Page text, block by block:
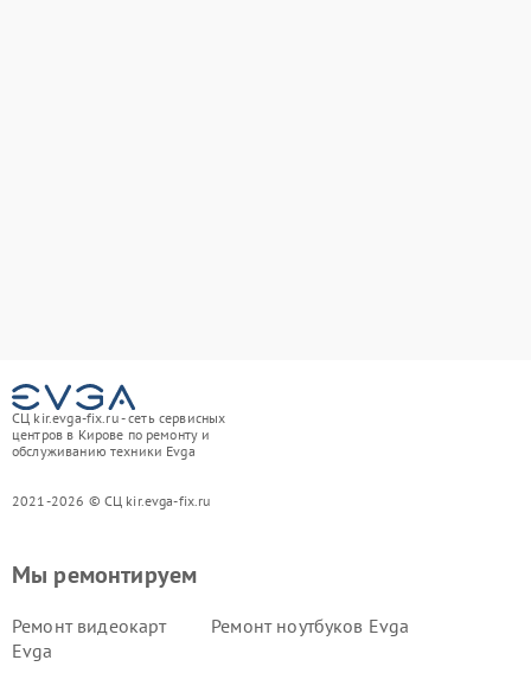
СЦ kir.evga-fix.ru - сеть сервисных
центров в Кирове по ремонту и
обслуживанию техники Evga
2021-2026 © СЦ kir.evga-fix.ru
Мы ремонтируем
Ремонт видеокарт
Evga
Ремонт ноутбуков Evga